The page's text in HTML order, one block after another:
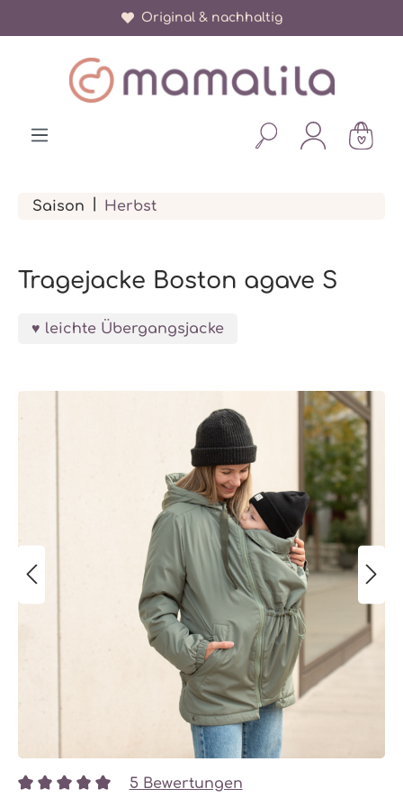
Original & nachhaltig
Saison Herbst
Tragejacke Boston agave S
leichte Übergangsjacke
5 Bewertungen